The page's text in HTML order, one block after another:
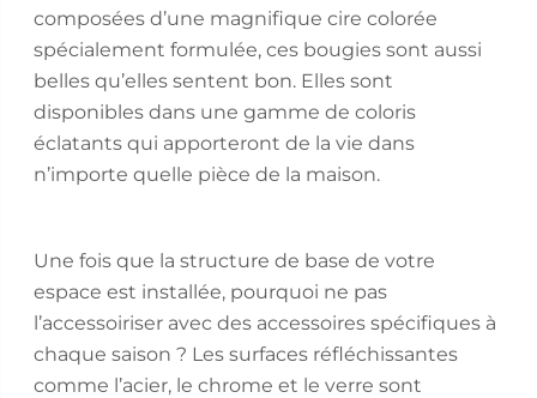
composées d’une magnifique cire colorée
spécialement formulée, ces bougies sont aussi
belles qu’elles sentent bon. Elles sont
disponibles dans une gamme de coloris
éclatants qui apporteront de la vie dans
n’importe quelle pièce de la maison.
Une fois que la structure de base de votre
espace est installée, pourquoi ne pas
l’accessoiriser avec des accessoires spécifiques à
chaque saison ? Les surfaces réfléchissantes
comme l’acier, le chrome et le verre sont